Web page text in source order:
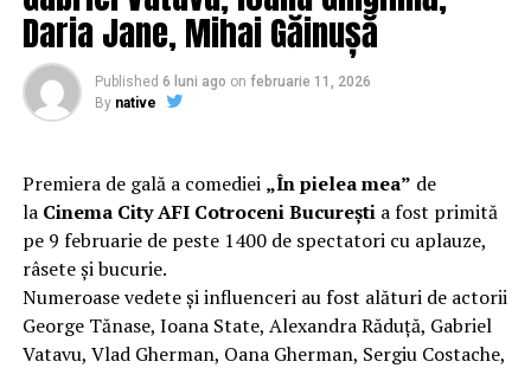
Regizorul și scenaristul Paul Decu , absolvent al
Facultății de Teatru UNATC „I.L.Caragiale” și al
masteratului în regie de film de la MetFilm School
Londra, a colaborat la realizarea primului său
parteAdrian Pădurețu (imagine), Bogdan Ivanovici
(sunet), Anca Miron (scenografie), Francisca Vass
(costume).
O comedie actuală și colorată, filmul„În pielea mea”
are premiera națională pe 10 februarie, distribuit de
T.R.I.B.E. Films.
Daria Jane, Mihai Găinușă
Published 6 luni ago on februarie 11, 2026
By native
Premiera de gală a comediei „În pielea mea” de
la Cinema City AFI Cotroceni Bucureștia fost primită
pe 9 februarie de peste 1400 de spectatori cu aplauze,
râsete și bucurie.
Numeroase vedete și influenceri au fost alături de actorii
George Tănase, Ioana State, Alexandra Răduță, Gabriel
Vatavu, Vlad Gherman, Oana Gherman, Sergiu Costache,